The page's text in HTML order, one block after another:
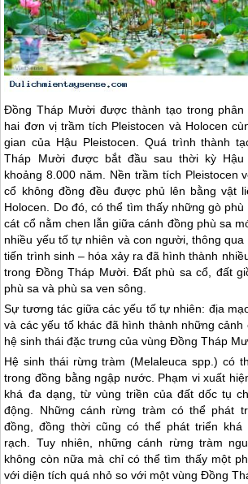
Đồng Tháp Mười được thành tạo trong
hai đơn vị trầm tích Pleistocen và Holocen
gian của Hậu Pleistocen. Quá trình thành
Tháp Mười được bắt đầu sau thời kỳ Hậu
khoảng 8.000 năm. Nền trầm tích Pleistocen
cổ không đồng đều được phủ lên bằng vật
Holocen. Do đó, có thể tìm thấy những gò
cát cổ nằm chen lẫn giữa cánh đồng phù sa
nhiều yếu tố tự nhiên và con người, thông
tiến trình sinh – hóa xảy ra đã hình thành
trong Đồng Tháp Mười. Đất phù sa cổ, đất
phù sa và phù sa ven sông.
Sự tương tác giữa các yếu tố tự nhiên: địa
và các yếu tố khác đã hình thành những
hệ sinh thái đặc trưng của vùng Đồng Tháp
Hệ sinh thái rừng tràm (Melaleuca spp.) có
trong đồng bằng ngập nước. Phạm vi xuất
khá đa dạng, từ vùng triền của đất dốc tụ
động. Những cánh rừng tràm có thể phát
đồng, đồng thời cũng có thể phát triển khá
rạch. Tuy nhiên, những cánh rừng tràm
không còn nữa mà chỉ có thể tìm thấy một
với diện tích quá nhỏ so với một vùng Đồng